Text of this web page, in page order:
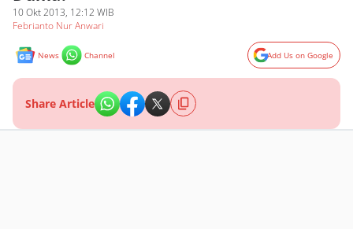
10 Okt 2013, 12:12 WIB
Febrianto Nur Anwari
News Channel Add Us on Google
Share Article